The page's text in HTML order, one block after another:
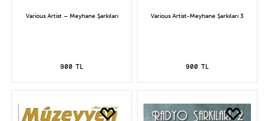
Various Artist – Meyhane Şarkıları
900 TL
Various Artist-Meyhane Şarkıları 3
900 TL